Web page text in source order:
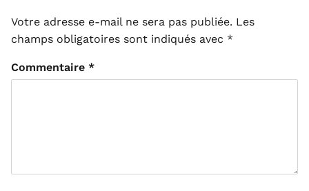
Votre adresse e-mail ne sera pas publiée. Les
champs obligatoires sont indiqués avec *
Commentaire *